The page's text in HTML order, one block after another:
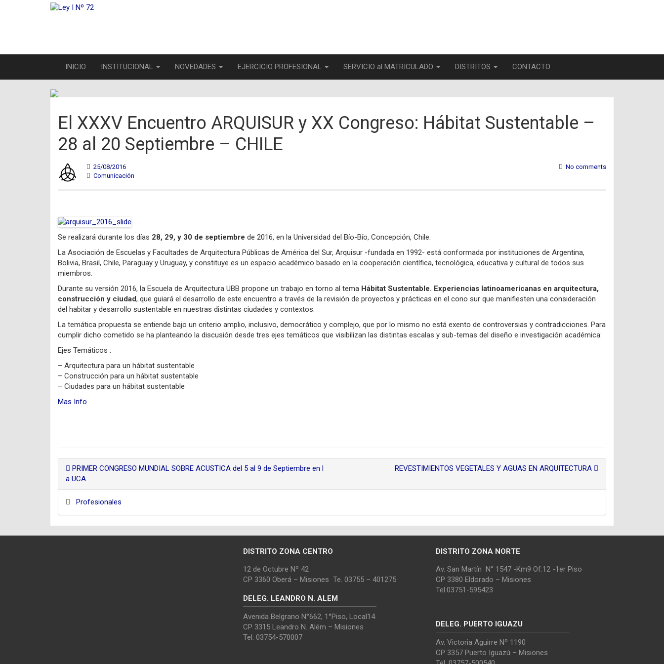
INICIO INSTITUCIONAL NOVEDADES EJERCICIO PROFESIONAL SERVICIO al MATRICULADO DISTRITOS CONTACTO
El XXXV Encuentro ARQUISUR y XX Congreso: Hábitat Sustentable –
28 al 20 Septiembre – CHILE
25/08/2016
Comunicación
No comments
Se realizará durante los días 28, 29, y 30 de septiembre de 2016, en la Universidad del Bío-Bío, Concepción, Chile.
La Asociación de Escuelas y Facultades de Arquitectura Públicas de América del Sur, Arquisur -fundada en 1992- está conformada por instituciones de Argentina,
Bolivia, Brasil, Chile, Paraguay y Uruguay, y constituye es un espacio académico basado en la cooperación científica, tecnológica, educativa y cultural de todos sus
miembros.
Durante su versión 2016, la Escuela de Arquitectura UBB propone un trabajo en torno al tema Hábitat Sustentable. Experiencias latinoamericanas en arquitectura,
construcción y ciudad, que guiará el desarrollo de este encuentro a través de la revisión de proyectos y prácticas en el cono sur que manifiesten una consideración
del habitar y desarrollo sustentable en nuestras distintas ciudades y contextos.
La temática propuesta se entiende bajo un criterio amplio, inclusivo, democrático y complejo, que por lo mismo no está exento de controversias y contradicciones. Para
cumplir dicho cometido se ha planteando la discusión desde tres ejes temáticos que visibilizan las distintas escalas y sub-temas del diseño e investigación académica:
Ejes Temáticos :
– Arquitectura para un hábitat sustentable
– Construcción para un hábitat sustentable
– Ciudades para un hábitat sustentable
Mas Info
PRIMER CONGRESO MUNDIAL SOBRE ACUSTICA del 5 al 9 de Septiembre en l
a UCA
REVESTIMIENTOS VEGETALES Y AGUAS EN ARQUITECTURA
Profesionales
DISTRITO ZONA CENTRO
12 de Octubre Nº 42
CP 3360 Oberá – Misiones Te. 03755 – 401275
DELEG. LEANDRO N. ALEM
Avenida Belgrano N°662, 1°Piso, Local14
CP 3315 Leandro N. Além – Misiones
Tel. 03754-570007
DISTRITO ZONA NORTE
Av. San Martín N° 1547 -Km9 Of.12 -1er Piso
CP 3380 Eldorado – Misiones
Tel.03751-595423
DELEG. PUERTO IGUAZU
Av. Victoria Aguirre Nº 1190
CP 3357 Puerto Iguazú – Misiones